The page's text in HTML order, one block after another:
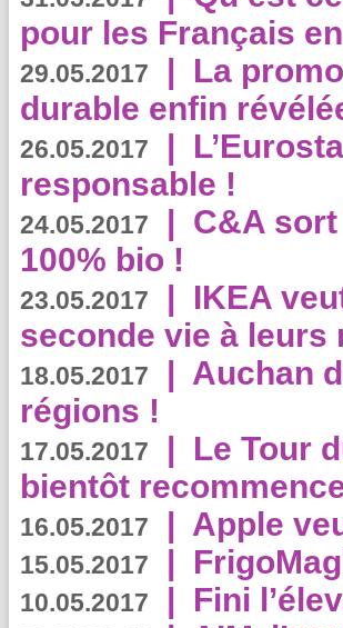
pour les Français
29.05.2017 | La
durable enfin
26.05.2017 |
responsable !
24.05.2017 | C&A
100% bio !
23.05.2017 | IKEA
seconde vie à leurs
18.05.2017 | Auchan
régions !
17.05.2017 | Le Tour
bientôt
16.05.2017 | Apple
15.05.2017 |
10.05.2017 | Fini